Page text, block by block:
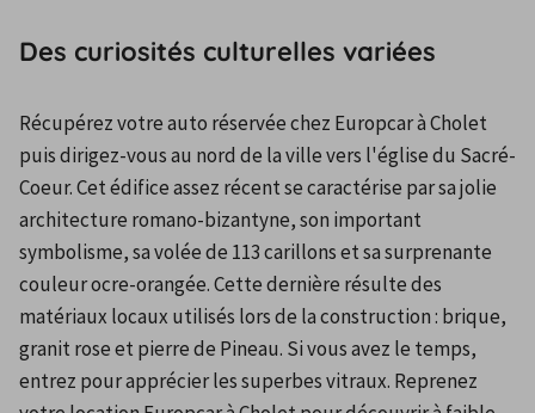
Des curiosités culturelles variées
Récupérez votre auto réservée chez Europcar à Cholet
puis dirigez-vous au nord de la ville vers l'église du Sacré-
Coeur. Cet édifice assez récent se caractérise par sa jolie
architecture romano-bizantyne, son important
symbolisme, sa volée de 113 carillons et sa surprenante
couleur ocre-orangée. Cette dernière résulte des
matériaux locaux utilisés lors de la construction : brique,
granit rose et pierre de Pineau. Si vous avez le temps,
entrez pour apprécier les superbes vitraux. Reprenez